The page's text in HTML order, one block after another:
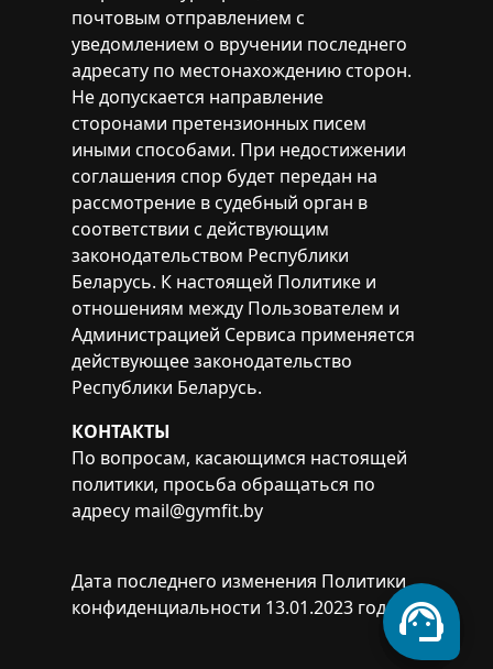
почтовым отправлением с
уведомлением о вручении последнего
адресату по местонахождению сторон.
Не допускается направление
сторонами претензионных писем
иными способами. При недостижении
соглашения спор будет передан на
рассмотрение в судебный орган в
соответствии с действующим
законодательством Республики
Беларусь. К настоящей Политике и
отношениям между Пользователем и
Администрацией Сервиса применяется
действующее законодательство
Республики Беларусь.
КОНТАКТЫ
По вопросам, касающимся настоящей
политики, просьба обращаться по
адресу mail@gymfit.by
Дата последнего изменения Политики
конфиденциальности 13.01.2023 года. support_agent
phone
mail_outline
telegram